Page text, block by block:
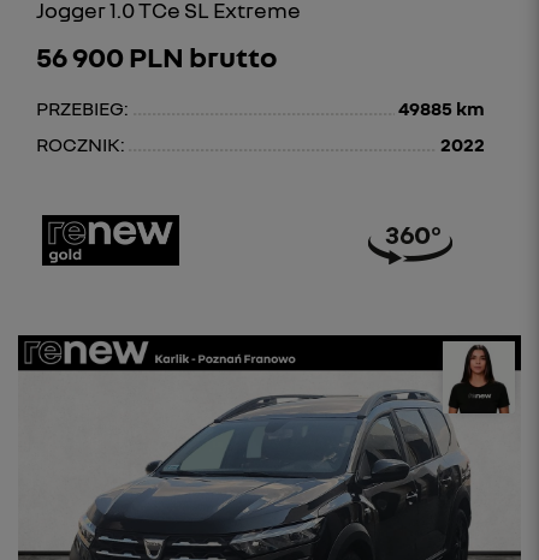
Jogger 1.0 TCe SL Extreme
56 900 PLN brutto
PRZEBIEG:
49885 km
ROCZNIK:
2022